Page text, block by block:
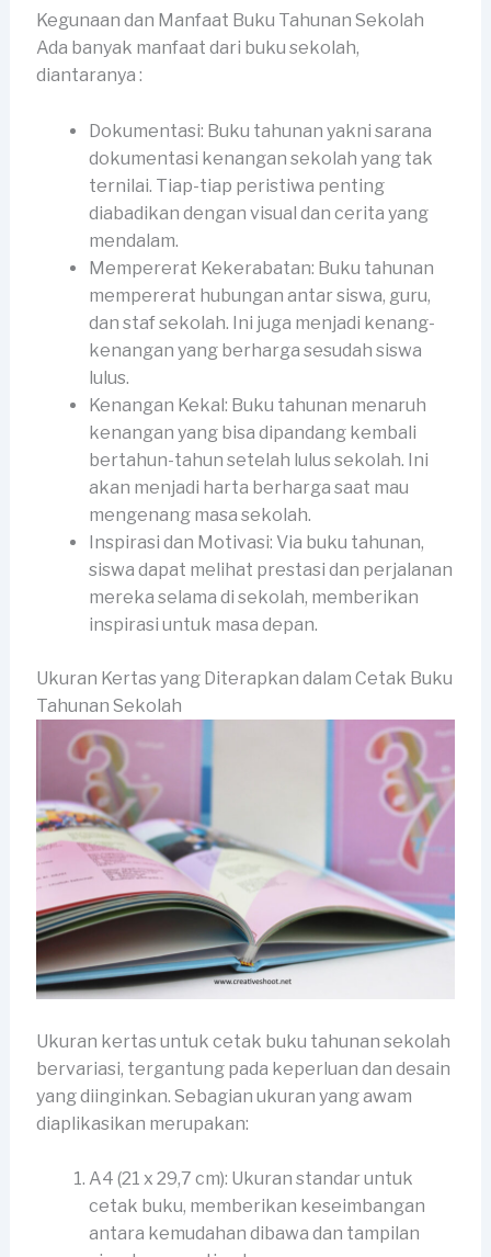
Kegunaan dan Manfaat Buku Tahunan Sekolah
Ada banyak manfaat dari buku sekolah,
diantaranya :
Dokumentasi: Buku tahunan yakni sarana
dokumentasi kenangan sekolah yang tak
ternilai. Tiap-tiap peristiwa penting
diabadikan dengan visual dan cerita yang
mendalam.
Mempererat Kekerabatan: Buku tahunan
mempererat hubungan antar siswa, guru,
dan staf sekolah. Ini juga menjadi kenang-
kenangan yang berharga sesudah siswa
lulus.
Kenangan Kekal: Buku tahunan menaruh
kenangan yang bisa dipandang kembali
bertahun-tahun setelah lulus sekolah. Ini
akan menjadi harta berharga saat mau
mengenang masa sekolah.
Inspirasi dan Motivasi: Via buku tahunan,
siswa dapat melihat prestasi dan perjalanan
mereka selama di sekolah, memberikan
inspirasi untuk masa depan.
Ukuran Kertas yang Diterapkan dalam Cetak Buku
Tahunan Sekolah
Ukuran kertas untuk cetak buku tahunan sekolah
bervariasi, tergantung pada keperluan dan desain
yang diinginkan. Sebagian ukuran yang awam
diaplikasikan merupakan:
A4 (21 x 29,7 cm): Ukuran standar untuk
cetak buku, memberikan keseimbangan
antara kemudahan dibawa dan tampilan